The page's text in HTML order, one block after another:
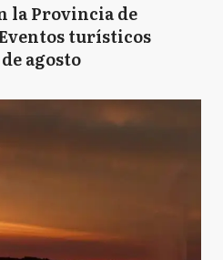
la Provincia de
turísticos
agosto